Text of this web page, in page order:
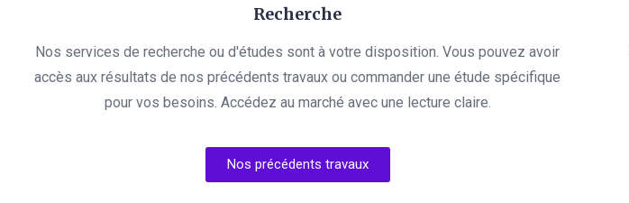
Recherche
Nos services de recherche ou d'études sont à votre disposition. Vous pouvez avoir
accès aux résultats de nos précédents travaux ou commander une étude spécifique
pour vos besoins. Accédez au marché avec une lecture claire.
Nos précédents travaux